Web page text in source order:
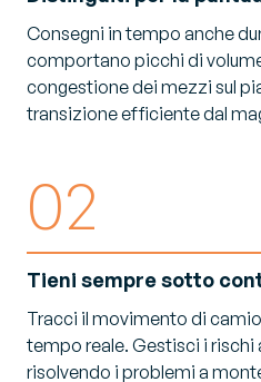
Consegni in tempo anche
comportano picchi di
congestione dei mezzi sul
transizione efficiente dal
02
Tieni sempre sotto
Tracci il movimento di
tempo reale. Gestisci i
risolvendo i problemi a